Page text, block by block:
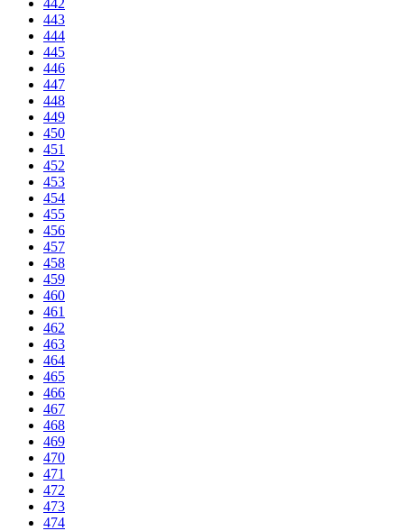
442
443
444
445
446
447
448
449
450
451
452
453
454
455
456
457
458
459
460
461
462
463
464
465
466
467
468
469
470
471
472
473
474